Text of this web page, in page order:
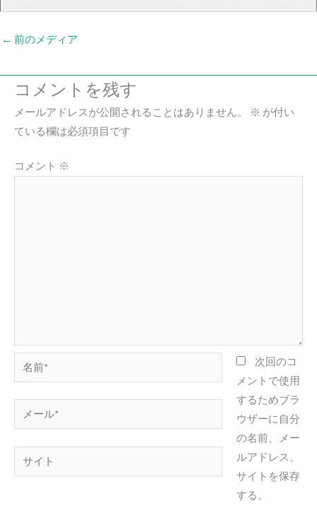
← 前のメディア
コメントを残す
メールアドレスが公開されることはありません。 ※ が付い
ている欄は必須項目です
コメント ※
前
*
ー
ル
イ
次回のコ
メントで使用
するためブラ
ウザーに自分
の名前、メー
ルアドレス、
サイトを保存
する。